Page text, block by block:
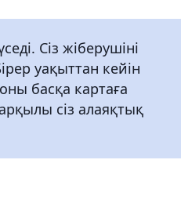
Сіз жіберушіні
уақыттан кейін
басқа картаға
сіз алаяқтық